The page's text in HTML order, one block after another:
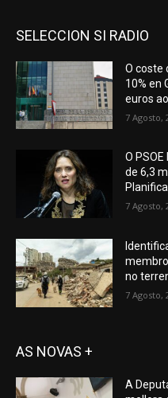
SELECCION SI RADIO
O coste
10% en
euros
7 Agosto,
O
de 6,3
7 Agosto,
no
7 Agosto,
AS NOVAS +
A